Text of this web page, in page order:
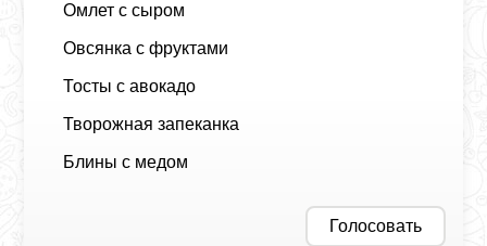
Омлет с сыром
Овсянка с фруктами
Тосты с авокадо
Творожная запеканка
Блины с медом
Голосовать